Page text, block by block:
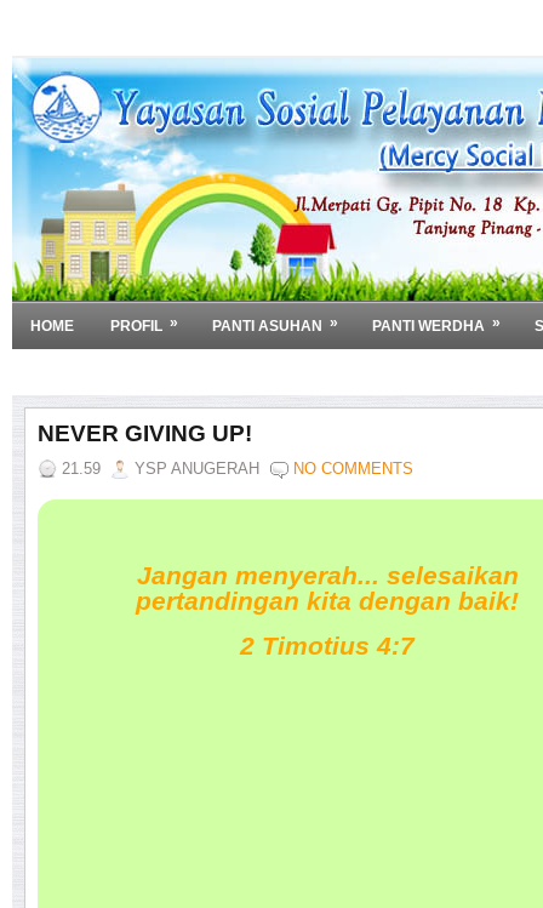
HOME PROFIL » PANTI ASUHAN » PANTI WERDHA »
NEVER GIVING UP!
21.59 YSP ANUGERAH NO COMMENTS
Jangan menyerah... selesaikan
pertandingan kita dengan baik!
2 Timotius 4:7